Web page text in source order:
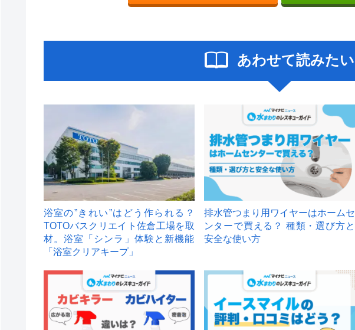
あわせて読みたい
浴室の”きれい”はどう作られる？
TOTOバスクリエイト佐倉工場を取
材。浴室「シンラ」体験と新機能
「浴室クリアキープ」
排水管つまり用ワイヤーはホームセ
ンターで買える？ 種類・選び方と
安全な使い方